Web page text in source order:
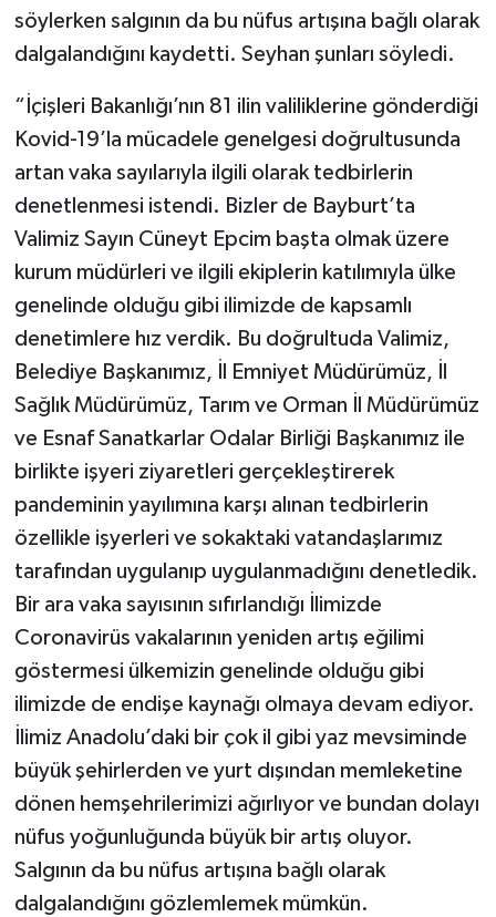
söylerken salgının da bu nüfus artışına bağlı olarak
dalgalandığını kaydetti. Seyhan şunları söyledi.
“İçişleri Bakanlığı’nın 81 ilin valiliklerine gönderdiği
Kovid-19’la mücadele genelgesi doğrultusunda
artan vaka sayılarıyla ilgili olarak tedbirlerin
denetlenmesi istendi. Bizler de Bayburt’ta
Valimiz Sayın Cüneyt Epcim başta olmak üzere
kurum müdürleri ve ilgili ekiplerin katılımıyla ülke
genelinde olduğu gibi ilimizde de kapsamlı
denetimlere hız verdik. Bu doğrultuda Valimiz,
Belediye Başkanımız, İl Emniyet Müdürümüz, İl
Sağlık Müdürümüz, Tarım ve Orman İl Müdürümüz
ve Esnaf Sanatkarlar Odalar Birliği Başkanımız ile
birlikte işyeri ziyaretleri gerçekleştirerek
pandeminin yayılımına karşı alınan tedbirlerin
özellikle işyerleri ve sokaktaki vatandaşlarımız
tarafından uygulanıp uygulanmadığını denetledik.
Bir ara vaka sayısının sıfırlandığı İlimizde
Coronavirüs vakalarının yeniden artış eğilimi
göstermesi ülkemizin genelinde olduğu gibi
ilimizde de endişe kaynağı olmaya devam ediyor.
İlimiz Anadolu’daki bir çok il gibi yaz mevsiminde
büyük şehirlerden ve yurt dışından memleketine
dönen hemşehrilerimizi ağırlıyor ve bundan dolayı
nüfus yoğunluğunda büyük bir artış oluyor.
Salgının da bu nüfus artışına bağlı olarak
dalgalandığını gözlemlemek mümkün.